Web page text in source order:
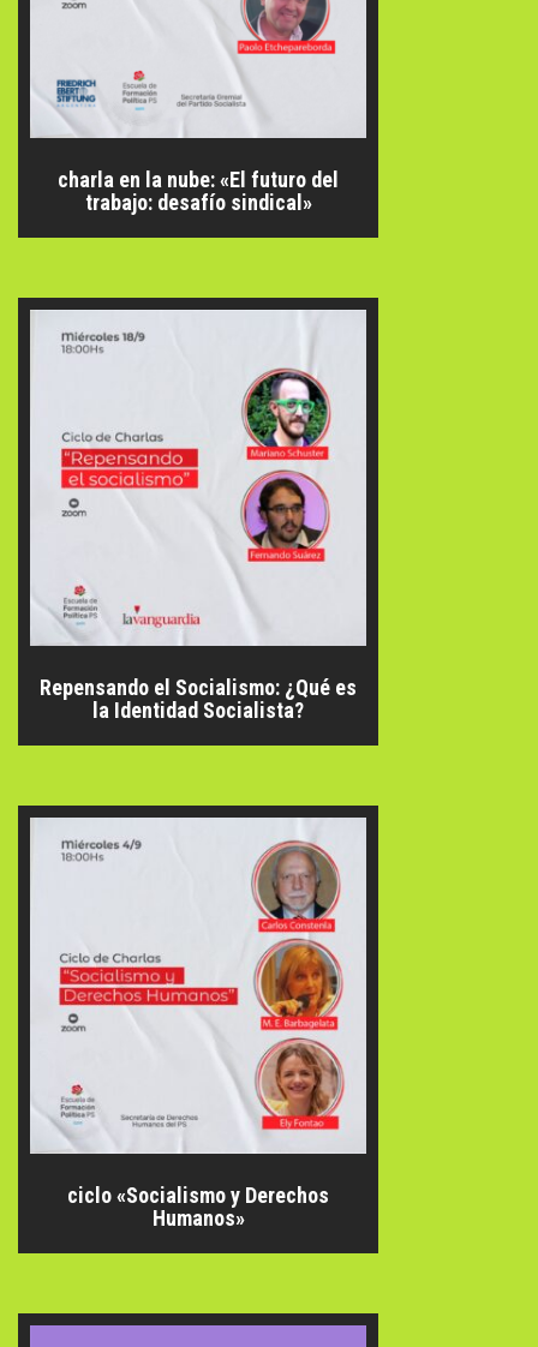
charla en la nube: «El futuro del
trabajo: desafío sindical»
Repensando el Socialismo: ¿Qué es
la Identidad Socialista?
ciclo «Socialismo y Derechos
Humanos»